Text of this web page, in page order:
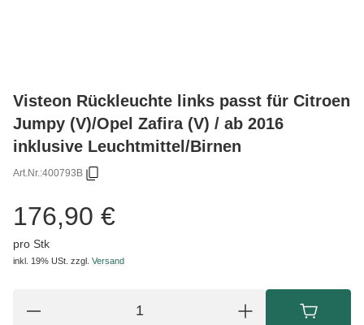
Visteon Rückleuchte links passt für Citroen
Jumpy (V)/Opel Zafira (V) / ab 2016
inklusive Leuchtmittel/Birnen
Art.Nr.:400793B
176,90 €
pro Stk
inkl. 19% USt. zzgl. Versand